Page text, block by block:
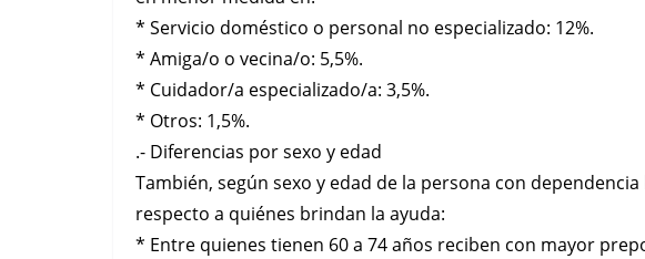
* Servicio doméstico o personal no especializado: 12%.
* Amiga/o o vecina/o: 5,5%.
* Cuidador/a especializado/a: 3,5%.
* Otros: 1,5%.
.- Diferencias por sexo y edad
También, según sexo y edad de la persona con
respecto a quiénes brindan la ayuda:
* Entre quienes tienen 60 a 74 años reciben con mayor